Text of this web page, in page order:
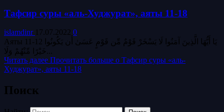
Тафсир суры «аль-Худжурат», аяты 11-18
islamdinr 17.07.2022 0
Аяты 11-12 يَا أَيُّهَا الَّذِينَ آمَنُوا لَا يَسْخَرْ قَوْمٌ مِّن قَوْمٍ عَسَىٰ أَن يَكُونُوا
Читать далее Прочитать больше о Тафсир суры «аль-
Худжурат», аяты 11-18
Поиск